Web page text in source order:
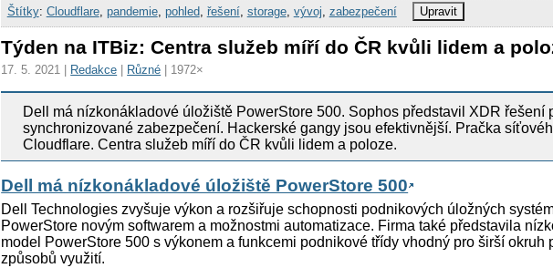
Štítky: Cloudflare, pandemie, pohled, řešení, storage, vývoj zabezpečení Upravit
Týden na ITBiz: Centra služeb míří do ČR kvůli lidem a
17. 5. 2021 | Redakce Různé | 1972×
Dell má nízkonákladové úložiště PowerStore 500. Sophos představil XDR řešení
synchronizované zabezpečení. Hackerské gangy jsou efektivnější. Pračka
Cloudflare. Centra služeb míří do ČR kvůli lidem a poloze.
Dell má nízkonákladové úložiště PowerStore 500
Dell Technologies zvyšuje výkon a rozšiřuje schopnosti podnikových úložných
PowerStore novým softwarem a možnostmi automatizace. Firma také představila
model PowerStore 500 s výkonem a funkcemi podnikové třídy vhodný pro širší okruh
způsobů využití.